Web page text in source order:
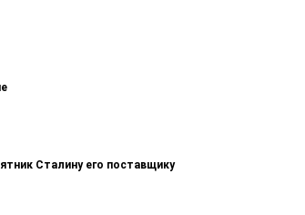
Сталину его поставщику